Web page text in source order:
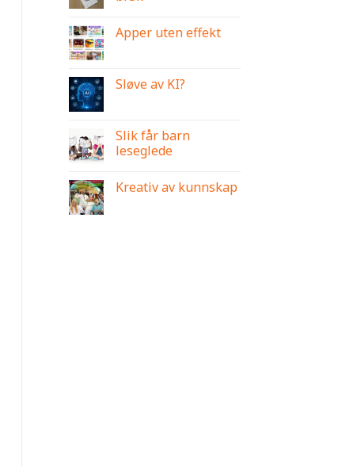
Apper uten effekt
Sløve av KI?
Slik får barn
leseglede
Kreativ av kunnskap